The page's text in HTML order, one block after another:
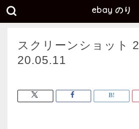
ebay のり
スクリーンショット
20.05.11